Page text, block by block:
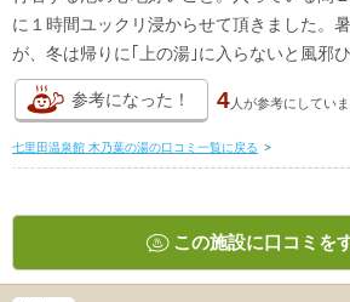
に１時間ユックリ浸からせて頂きました。
が、冬は帰りに｢上の湯｣に入らないと風邪ひ
参考になった！ 4人が参考にしてい
七里田温泉館 木乃葉の湯の口コミ一覧に戻る >
この施設に口コミを